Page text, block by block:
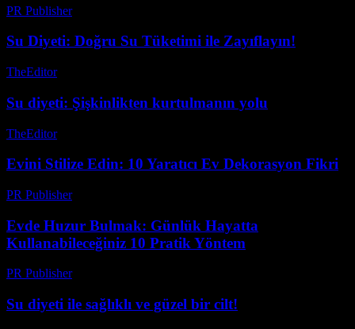
PR Publisher-
Su Diyeti: Doğru Su Tüketimi ile Zayıflayın!
TheEditor-
Su diyeti: Şişkinlikten kurtulmanın yolu
TheEditor-
Evini Stilize Edin: 10 Yaratıcı Ev Dekorasyon Fikri
PR Publisher-
Evde Huzur Bulmak: Günlük Hayatta
Kullanabileceğiniz 10 Pratik Yöntem
PR Publisher-
Su diyeti ile sağlıklı ve güzel bir cilt!